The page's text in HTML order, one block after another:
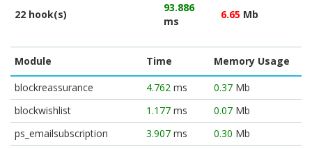
22 hook(s)
93.886
ms
6.65 Mb
Module Time
Memory Usage
blockreassurance
4.762 ms 0.37 Mb
blockwishlist
1.177 ms 0.07 Mb
ps_emailsubscription
3.907 ms 0.30 Mb